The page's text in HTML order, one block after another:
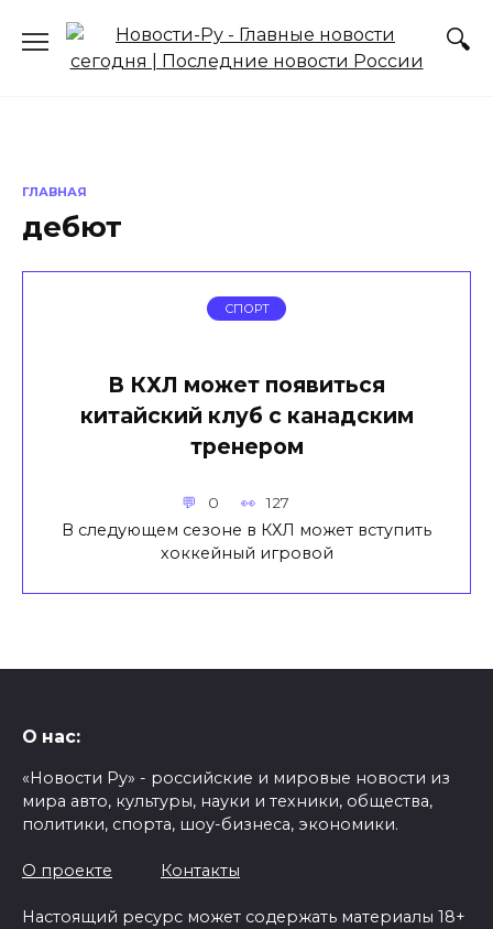
содержанию
ГЛАВНАЯ
дебют
СПОРТ
В КХЛ может появиться
китайский клуб с канадским
тренером
0 127
В следующем сезоне в КХЛ может вступить
хоккейный игровой
О нас:
«Новости Ру» - российские и мировые новости из
мира авто, культуры, науки и техники, общества,
политики, спорта, шоу-бизнеса, экономики.
О проекте Контакты
Настоящий ресурс может содержать материалы 18+